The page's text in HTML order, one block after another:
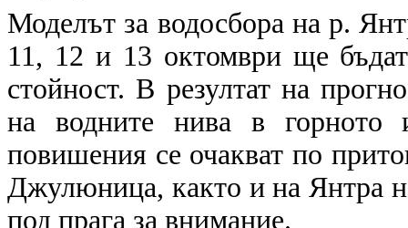
Моделът за водосбора на р.
11, 12 и 13 октомври ще
стойност. В резултат на
на водните нива в горното
повишения се очакват по
Джулюница, както и на Янтра
под прага за внимание.